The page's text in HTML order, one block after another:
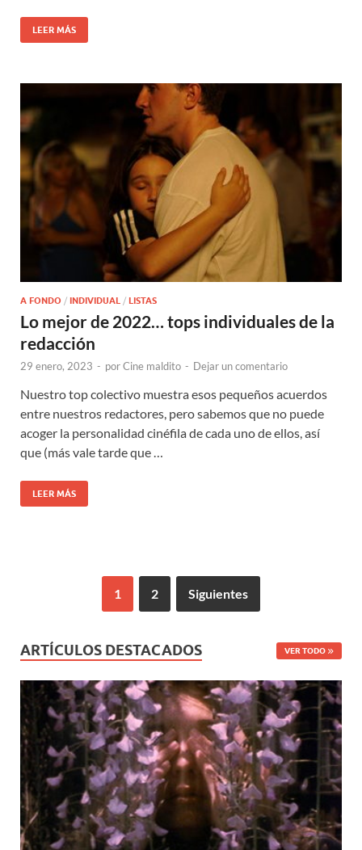
LEER MÁS
A FONDO / INDIVIDUAL / LISTAS
Lo mejor de 2022… tops individuales de la
redacción
29 enero, 2023 - porCine maldito - Dejar un comentario
Nuestro top colectivo muestra esos pequeños acuerdos
entre nuestros redactores, pero sabemos que no puede
acoger la personalidad cinéfila de cada uno de ellos, así
que (más vale tarde que …
LEER MÁS
1 2 Siguientes
ARTÍCULOS DESTACADOS VER TODO